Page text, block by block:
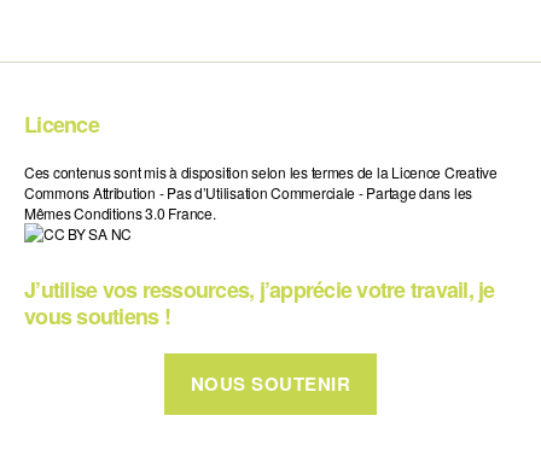
Licence
Ces contenus sont mis à disposition selon les termes de la Licence Creative
Commons Attribution - Pas d’Utilisation Commerciale - Partage dans les
Mêmes Conditions 3.0 France.
J’utilise vos ressources, j’apprécie votre travail, je
vous soutiens !
NOUS SOUTENIR